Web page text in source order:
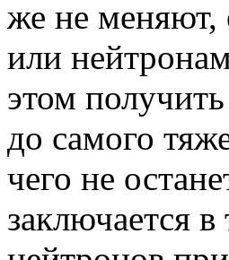
же не меняют,
или
этом
до самого
чего не
заключается